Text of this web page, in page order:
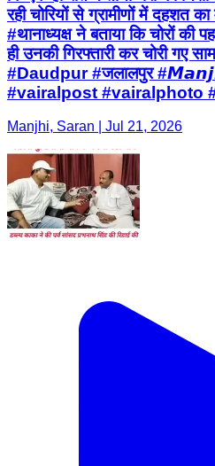
रही चोरियों से ग्रामीणों में दहशत
#थानाध्यक्ष ने बताया कि चोरों
ही उनकी गिरफ्तारी कर चोरी गए
#Daudpur #जलालपुर
#vairalpost #vairalphoto
Manjhi, Saran | Jul 21, 2026